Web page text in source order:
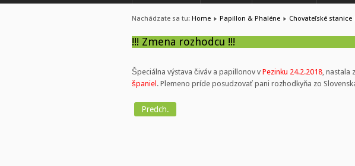
Nachádzate sa tu: Home Papillon & Phaléne Chovateľské stanice
!!! Zmena rozhodcu !!!
Špeciálna výstava čiváv a papillonov v Pezinku 24.2.2018, nastala
španiel . Plemeno príde posudzovať pani rozhodkyňa zo
Predch.